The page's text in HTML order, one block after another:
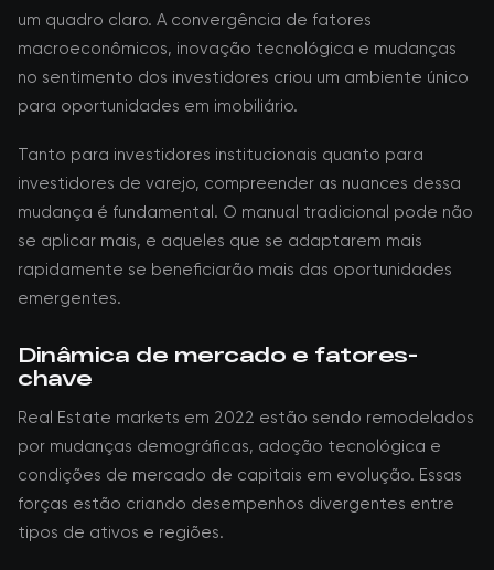
um quadro claro. A convergência de fatores
macroeconômicos, inovação tecnológica e mudanças
no sentimento dos investidores criou um ambiente único
para oportunidades em imobiliário.
Tanto para investidores institucionais quanto para
investidores de varejo, compreender as nuances dessa
mudança é fundamental. O manual tradicional pode não
se aplicar mais, e aqueles que se adaptarem mais
rapidamente se beneficiarão mais das oportunidades
emergentes.
Dinâmica de mercado e fatores-
chave
Real Estate markets em 2022 estão sendo remodelados
por mudanças demográficas, adoção tecnológica e
condições de mercado de capitais em evolução. Essas
forças estão criando desempenhos divergentes entre
tipos de ativos e regiões.